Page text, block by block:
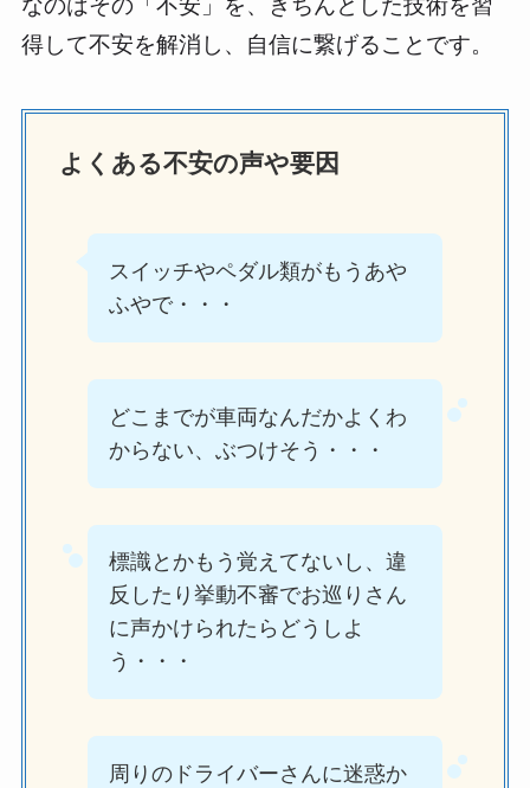
なのはその「不安」を、きちんとした技術を習
得して不安を解消し、自信に繋げることです。
よくある不安の声や要因
スイッチやペダル類がもうあや
ふやで・・・
どこまでが車両なんだかよくわ
からない、ぶつけそう・・・
標識とかもう覚えてないし、違
反したり挙動不審でお巡りさん
に声かけられたらどうしよ
う・・・
周りのドライバーさんに迷惑か